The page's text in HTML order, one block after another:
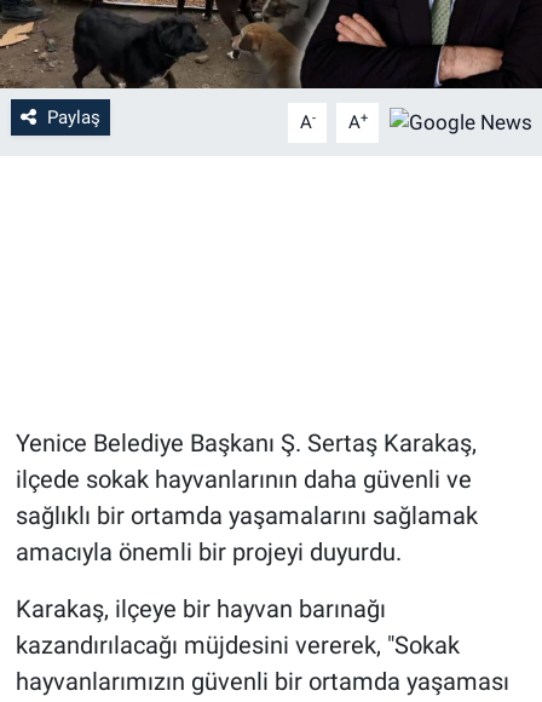
Paylaş A- A+
Yenice Belediye Başkanı Ş. Sertaş Karakaş,
ilçede sokak hayvanlarının daha güvenli ve
sağlıklı bir ortamda yaşamalarını sağlamak
amacıyla önemli bir projeyi duyurdu.
Karakaş, ilçeye bir hayvan barınağı
kazandırılacağı müjdesini vererek, "Sokak
hayvanlarımızın güvenli bir ortamda yaşaması